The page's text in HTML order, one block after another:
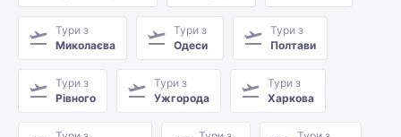
Тури з
Миколаєва
Тури з
Одеси
Тури з
Полтави
Тури з
Рівного
Тури з
Ужгорода
Тури з
Харкова